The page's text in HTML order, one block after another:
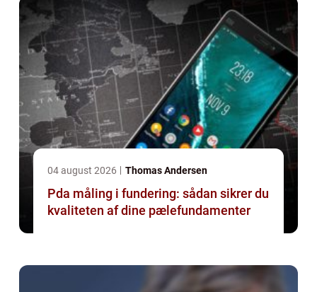
04 august 2026 Thomas Andersen
Pda måling i fundering: sådan sikrer du
kvaliteten af dine pælefundamenter